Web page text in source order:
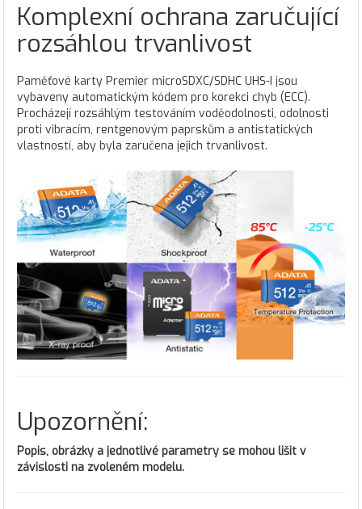
Komplexní ochrana zaručující
rozsáhlou trvanlivost
Paměťové karty Premier microSDXC/SDHC UHS-I jsou
vybaveny automatickým kódem pro korekci chyb (ECC).
Procházejí rozsáhlým testováním voděodolnosti, odolnosti
proti vibracím, rentgenovým paprskům a antistatických
vlastností, aby byla zaručena jejich trvanlivost.
Upozornění:
Popis, obrázky a jednotlivé parametry se mohou lišit v
závislosti na zvoleném modelu.